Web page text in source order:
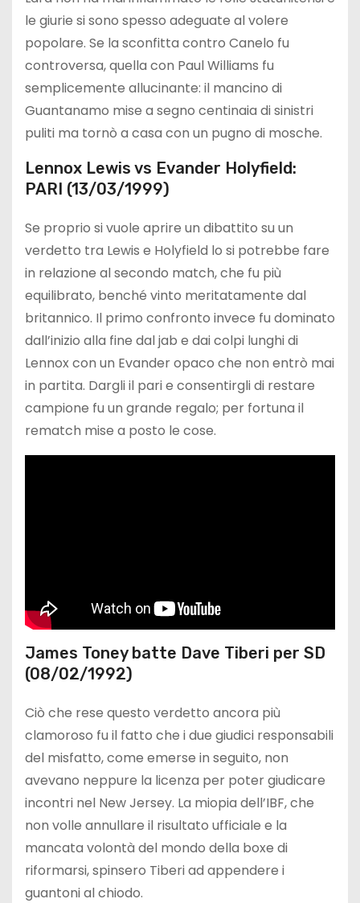
le giurie si sono spesso adeguate al volere
popolare. Se la sconfitta contro Canelo fu
controversa, quella con Paul Williams fu
semplicemente allucinante: il mancino di
Guantanamo mise a segno centinaia di sinistri
puliti ma tornò a casa con un pugno di mosche.
Lennox Lewis vs Evander Holyfield:
PARI (13/03/1999)
Se proprio si vuole aprire un dibattito su un
verdetto tra Lewis e Holyfield lo si potrebbe fare
in relazione al secondo match, che fu più
equilibrato, benché vinto meritatamente dal
britannico. Il primo confronto invece fu dominato
dall’inizio alla fine dal jab e dai colpi lunghi di
Lennox con un Evander opaco che non entrò mai
in partita. Dargli il pari e consentirgli di restare
campione fu un grande regalo; per fortuna il
rematch mise a posto le cose.
James Toney batte Dave Tiberi per SD
(08/02/1992)
Ciò che rese questo verdetto ancora più
clamoroso fu il fatto che i due giudici responsabili
del misfatto, come emerse in seguito, non
avevano neppure la licenza per poter giudicare
incontri nel New Jersey. La miopia dell’IBF, che
non volle annullare il risultato ufficiale e la
mancata volontà del mondo della boxe di
riformarsi, spinsero Tiberi ad appendere i
guantoni al chiodo.